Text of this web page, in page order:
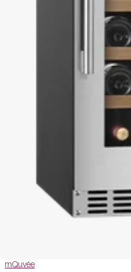
mQuvée